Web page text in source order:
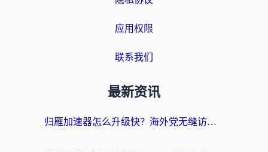
应用权限
联系我们
最新资讯
归雁加速器怎么升级快？海外党无缝访问国内资源的全攻略（附免费VPN推荐Dcard热门款）